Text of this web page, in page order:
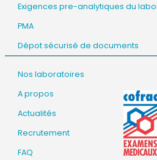
Exigences pre-analytiques du
PMA
Dépot sécurisé de documents
Nos laboratoires
A propos
Actualités
Recrutement
FAQ